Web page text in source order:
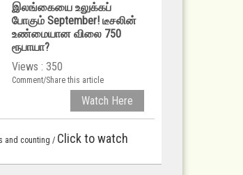
இலங்கையை உலுக்கப்
போகும் September! டீசலின்
உண்மையான விலை 750
ரூபாயா?
Views : 350
Comment/Share this article
Watch Here
and counting / Click to watch